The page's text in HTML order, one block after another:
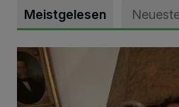
Meistgelesen
„Loss dir nix jefalle“ in 7 Tage 1